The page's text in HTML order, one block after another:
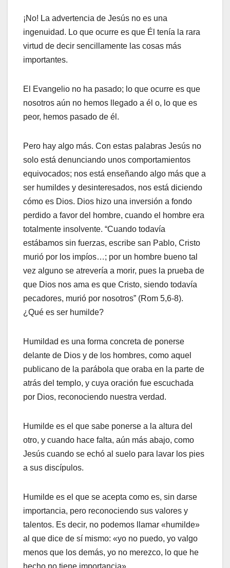
¡No! La advertencia de Jesús no es una
ingenuidad. Lo que ocurre es que Él tenía la rara
virtud de decir sencillamente las cosas más
importantes.
El Evangelio no ha pasado; lo que ocurre es que
nosotros aún no hemos llegado a él o, lo que es
peor, hemos pasado de él.
Pero hay algo más. Con estas palabras Jesús no
solo está denunciando unos comportamientos
equivocados; nos está enseñando algo más que a
ser humildes y desinteresados, nos está diciendo
cómo es Dios. Dios hizo una inversión a fondo
perdido a favor del hombre, cuando el hombre era
totalmente insolvente. “Cuando todavía
estábamos sin fuerzas, escribe san Pablo, Cristo
murió por los impíos…; por un hombre bueno tal
vez alguno se atrevería a morir, pues la prueba de
que Dios nos ama es que Cristo, siendo todavía
pecadores, murió por nosotros” (Rom 5,6-8).
¿Qué es ser humilde?
Humildad es una forma concreta de ponerse
delante de Dios y de los hombres, como aquel
publicano de la parábola que oraba en la parte de
atrás del templo, y cuya oración fue escuchada
por Dios, reconociendo nuestra verdad.
Humilde es el que sabe ponerse a la altura del
otro, y cuando hace falta, aún más abajo, como
Jesús cuando se echó al suelo para lavar los pies
a sus discípulos.
Humilde es el que se acepta como es, sin darse
importancia, pero reconociendo sus valores y
talentos. Es decir, no podemos llamar «humilde»
al que dice de sí mismo: «yo no puedo, yo valgo
menos que los demás, yo no merezco, lo que he